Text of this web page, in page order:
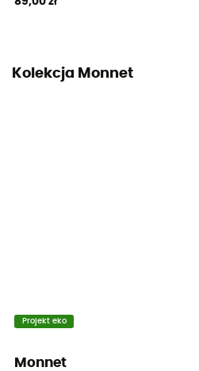
Kolekcja Monnet
Projekt eko
Monnet